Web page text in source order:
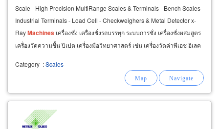
Scale - High Precision MultiRange Scales & Terminals - Bench Scales -
Industrial Terminals - Load Cell - Checkweighers & Metal Detector x-
RayMachines เครื่องชั่ง เครื่องชั่งรถบรรทุก ระบบการชั่ง เครื่องชั่งผสมสูตร
เครื่องวัดความชื้น ปิเปต เครื่องมือวิทยาศาสตร์ เช่น เครื่องวัดค่าพีเอช อิเลค
Category :Scales